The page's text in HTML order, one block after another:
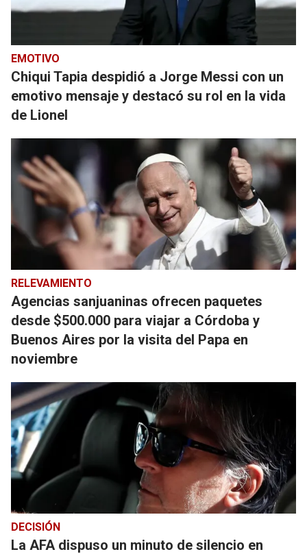
EMOTIVO
Chiqui Tapia despidió a Jorge Messi con un
emotivo mensaje y destacó su rol en la vida
de Lionel
RELEVAMIENTO
Agencias sanjuaninas ofrecen paquetes
desde $500.000 para viajar a Córdoba y
Buenos Aires por la visita del Papa en
noviembre
DECISIÓN
La AFA dispuso un minuto de silencio en